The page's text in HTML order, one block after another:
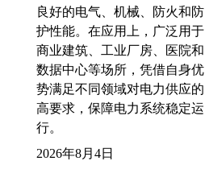
良好的电气、机械、防火和防
护性能。在应用上，广泛用于
商业建筑、工业厂房、医院和
数据中心等场所，凭借自身优
势满足不同领域对电力供应的
高要求，保障电力系统稳定运
行。
2026年8月4日